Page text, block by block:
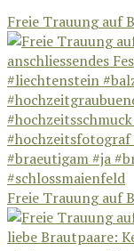
Freie Trauung auf
Freie Trauung auf